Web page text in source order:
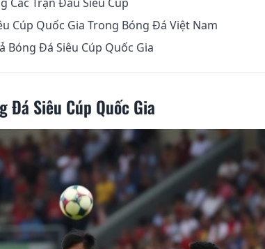
Cúp Quốc Gia Trong Bóng Đá Việt Nam
Bóng Đá Siêu Cúp Quốc Gia
Đá Siêu Cúp Quốc Gia